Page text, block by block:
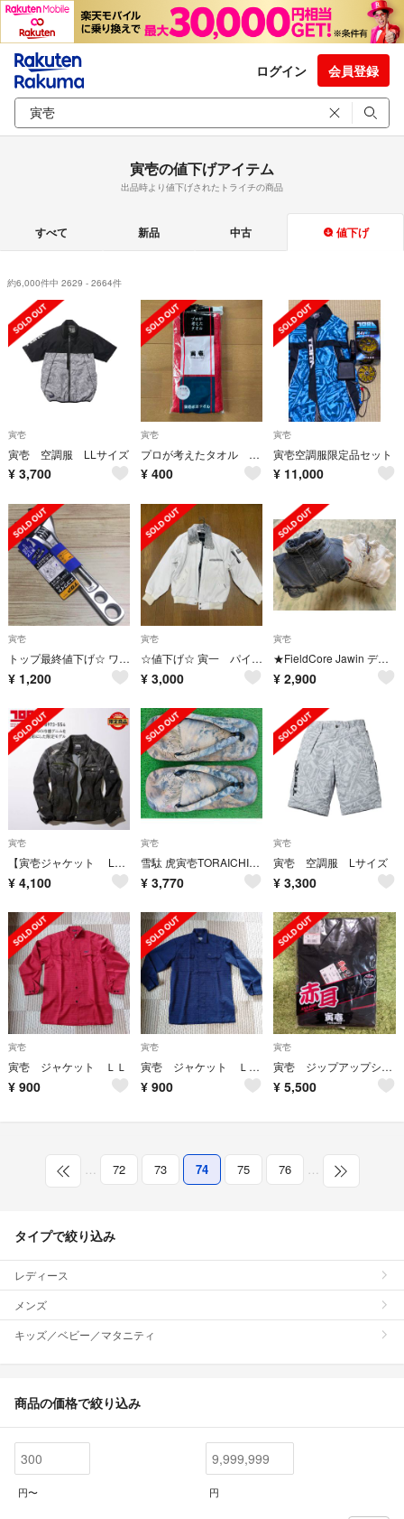
ログイン 会員登録
寅壱の値下げアイテム
出品時より値下げされたトライチの商品
すべて 新品 中古 値下げ
約6,000件中 2629 - 2664件
寅壱
寅壱 空調服 LLサイズ
¥ 3,700
寅壱
プロが考えたタオル 寅壱
¥ 400
寅壱
寅壱空調服限定品セット
¥ 11,000
寅壱
トップ最終値下げ☆ ワイドモンキレンチ HＹ-26 エコワイド 新品未使用
¥ 1,200
寅壱
☆値下げ☆ 寅一 パイロットジャンパー ドカジャン LLサイズ
¥ 3,000
寅壱
★FieldCore Jawin デニムジャケット 作業着 セット売り★
¥ 2,900
寅壱
【寅壱ジャケット Lサイズ】限定、希少品！大人気の8970シリーズの数量限
¥ 4,100
寅壱
雪駄 虎寅壱TORAICHI27 cm綺麗な音がするセッタです。
¥ 3,770
寅壱
寅壱 空調服 Lサイズ
¥ 3,300
寅壱
寅壱 ジャケット ＬＬ
¥ 900
寅壱
寅壱 ジャケット ＬＬ 7260
¥ 900
寅壱
寅壱 ジップアップシャツ サイズL
¥ 5,500
… 72 73 74 75 76 …
タイプで絞り込み
レディース
メンズ
キッズ／ベビー／マタニティ
商品の価格で絞り込み
円〜 円